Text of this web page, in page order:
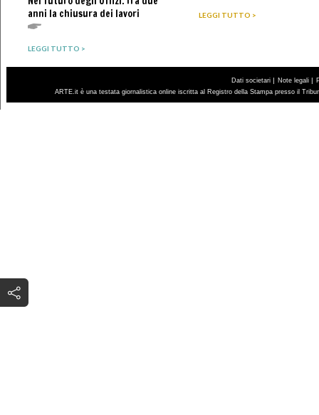
anni la chiusura dei lavori
LEGGI TUTTO >
LEGGI TUTTO >
Dati societari | Note legali |
ARTE.it è una testata giornalistica online iscritta al Registro della Stampa presso il